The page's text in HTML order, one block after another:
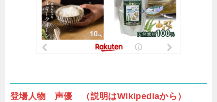
登場人物 声優 （説明はWikipediaから）